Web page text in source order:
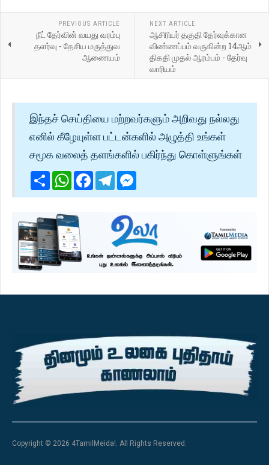
PREVIOUS ARTICLE
நீட் தேர்வின் வயது வரம்பு
தளர்வு - தேசிய மருத்துவ
ஆணையம்
NEXT ARTICLE
ஆசிரியர் தகுதி தேர்வுக்கான
விண்ணப்பம் வருகின்ற 14ஆம்
திகதி முதல் ஆரம்பம் - தேர்வு
வாரியம்
இந்தச் செய்தியை மற்றவர்களும் அறிவது நல்லது
எனில் கீழேயுள்ள பட்டன்களில் அழுத்தி உங்கள்
சமூக வலைத் தளங்களில் பகிர்ந்து கொள்ளுங்கள்
ShareWhatsApp
Facebook
Telegram
Copyright © 2026 4TamilMeida!. All Rights Reserved.